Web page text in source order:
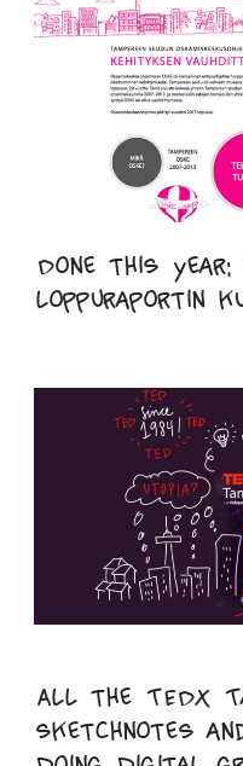
Done this year:
loppuraportin
All the TEDx
sketchnotes